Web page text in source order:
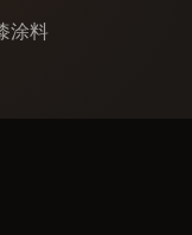
涂料